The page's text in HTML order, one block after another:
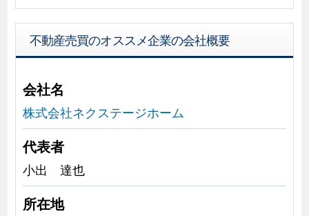
不動産売買のオススメ企業の会社概要
会社名
株式会社ネクステージホーム
代表者
小出 達也
所在地